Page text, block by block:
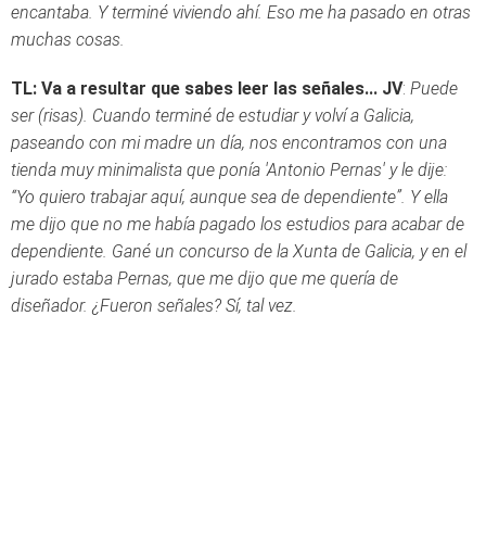
encantaba. Y terminé viviendo ahí. Eso me ha pasado en otras
muchas cosas.
TL: Va a resultar que sabes leer las señales... JV: Puede
ser (risas). Cuando terminé de estudiar y volví a Galicia,
paseando con mi madre un día, nos encontramos con una
tienda muy minimalista que ponía 'Antonio Pernas' y le dije:
“Yo quiero trabajar aquí, aunque sea de dependiente”. Y ella
me dijo que no me había pagado los estudios para acabar de
dependiente. Gané un concurso de la Xunta de Galicia, y en el
jurado estaba Pernas, que me dijo que me quería de
diseñador. ¿Fueron señales? Sí, tal vez.